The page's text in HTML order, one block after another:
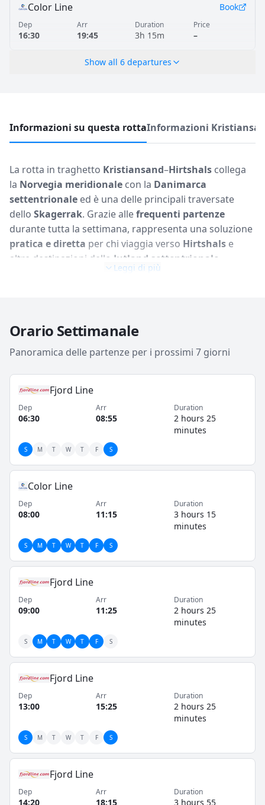
Color Line Book
Dep
16:30
Arr
19:45
Duration
3h 15m
Price
–
Show all 6departures
Informazioni su questa rottaInformazioni
La rotta in traghetto Kristiansand–Hirtshals collega
la Norvegia meridionale con la Danimarca
settentrionale ed è una delle principali traversate
dello Skagerrak. Grazie allefrequenti partenze
durante tutta la settimana, rappresenta una soluzione
pratica e diretta per chi viaggia verso Hirtshals e
altre destinazioni dello Jutland settentrionale
Questa tratta è particolarmente adatta ai passeggeri
un'alternativasemplice e veloce
itinerario via terra, oltre a essere uncollegamento
Norvegia Danimarca
Leggi di più
Orario Settimanale
Panoramica delle partenze per i prossimi 7 giorni
Fjord Line
Dep
06:30
Arr
08:55
Duration
2 hours 25
minutes
S M T W T F S
Color Line
Dep
08:00
Arr
11:15
Duration
3 hours 15
minutes
S M T W T F S
Fjord Line
Dep
09:00
Arr
11:25
Duration
2 hours 25
minutes
S M T W T F S
Fjord Line
Dep
13:00
Arr
15:25
Duration
2 hours 25
minutes
S M T W T F S
Fjord Line
Dep
14:20
Arr
18:15
Duration
3 hours 55